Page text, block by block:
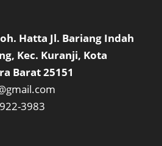
Hatta Jl. Bariang Indah
Kec. Kuranji, Kota
Barat 25151
3983